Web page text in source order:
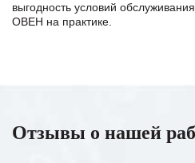
выгодность условий
ОВЕН на практике.
Отзывы о нашей